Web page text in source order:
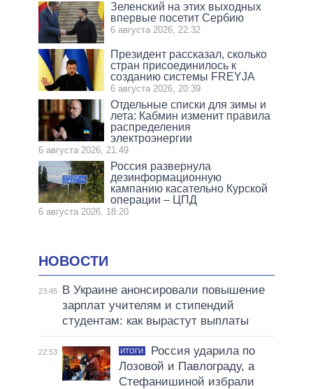
Зеленский на этих выходных
впервые посетит Сербию
6 августа 2026, 22:32
Президент рассказал, сколько
стран присоединилось к
созданию системы FREYJA
6 августа 2026, 20:39
Отдельные списки для зимы и
лета: Кабмин изменит правила
распределения
электроэнергии
6 августа 2026, 21:49
Россия развернула
дезинформационную
кампанию касательно Курской
операции – ЦПД
6 августа 2026, 18:20
НОВОСТИ
23:45
В Украине анонсировали повышение
зарплат учителям и стипендий
студентам: как вырастут выплаты
22:53 ИТОГИ
Россия ударила по
Лозовой и Павлограду, а
Стефанишиной избрали